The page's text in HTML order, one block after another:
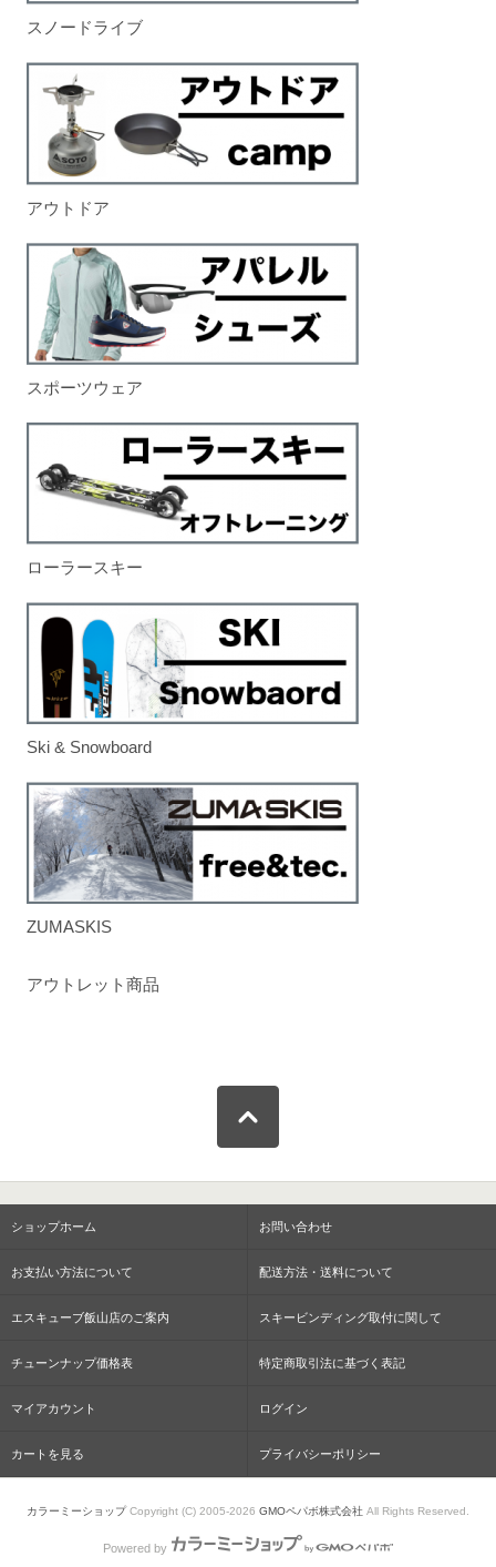
スノードライブ
アウトドア
スポーツウェア
ローラースキー
Ski & Snowboard
ZUMASKIS
アウトレット商品
ショップホーム お問い合わせ
お支払い方法について 配送方法・送料について
エスキューブ飯山店のご案内 スキービンディング取付に関して
チューンナップ価格表 特定商取引法に基づく表記
マイアカウント ログイン
カートを見る プライバシーポリシー
カラーミーショップCopyright (C) 2005-2026 GMOペパボ株式会社 All Rights Reserved.
Powered by